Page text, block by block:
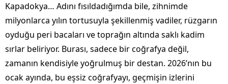
Kapadokya… Adını fısıldadığımda bile, zihnimde
milyonlarca yılın tortusuyla şekillenmiş vadiler, rüzgarın
oyduğu peri bacaları ve toprağın altında saklı kadim
sırlar beliriyor. Burası, sadece bir coğrafya değil,
zamanın kendisiyle yoğrulmuş bir destan. 2026’nın bu
ocak ayında, bu eşsiz coğrafyayı, geçmişin izlerini